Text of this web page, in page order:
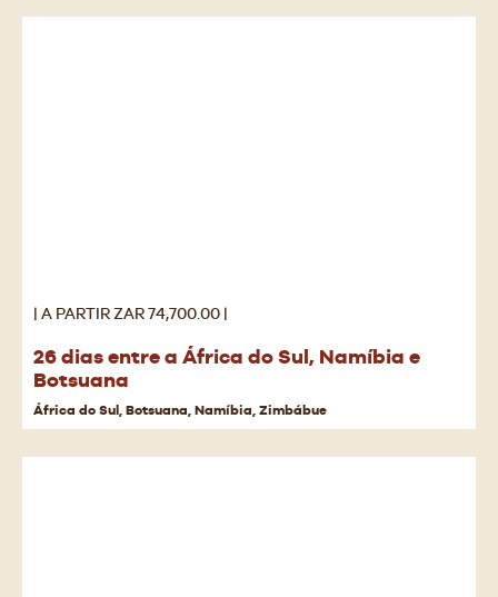
| A PARTIR ZAR 74,700.00 |
26 dias entre a África do Sul, Namíbia e
Botsuana
África do Sul, Botsuana, Namíbia, Zimbábue